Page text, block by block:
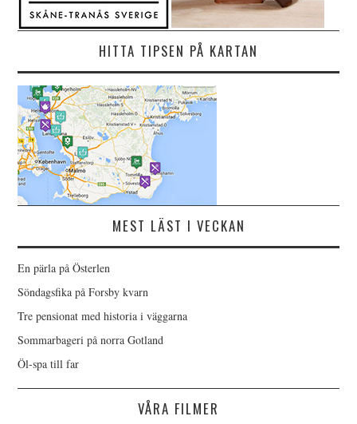
HITTA TIPSEN PÅ KARTAN
MEST LÄST I VECKAN
En pärla på Österlen
Söndagsfika på Forsby kvarn
Tre pensionat med historia i väggarna
Sommarbageri på norra Gotland
Öl-spa till far
VÅRA FILMER